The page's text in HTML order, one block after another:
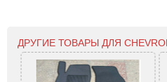
ДРУГИЕ ТОВАРЫ ДЛЯ